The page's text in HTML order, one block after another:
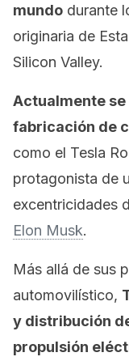
mundo durante
originaria de
Silicon Valley.
Actualmente
fabricación de
como el Tesla
protagonista de
excentricidades
Elon Musk.
Más allá de sus
automovilístico,
y distribución
propulsión